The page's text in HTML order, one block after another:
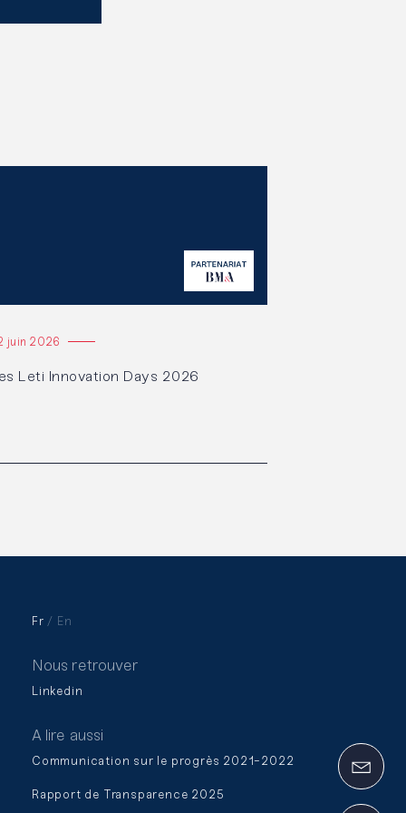
juin 2026
Leti Innovation Days 2026
Fr En
Nous retrouver
Linkedin
A lire aussi
Communication sur le progrès 2021-2022
Rapport de Transparence 2025